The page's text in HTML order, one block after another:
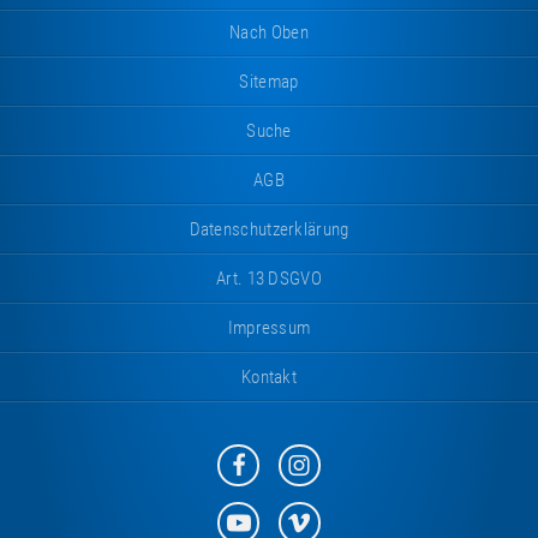
Nach Oben
Sitemap
Suche
AGB
Datenschutzerklärung
Art. 13 DSGVO
Impressum
Kontakt
Eurotramp
auf
Facebook
Eurotramp
auf
Instagram
EurotrampEurotramp